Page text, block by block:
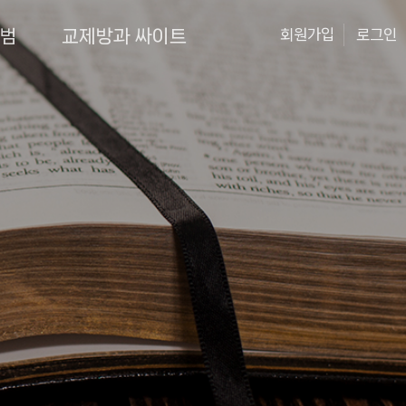
교제방과 싸이트 회원가입 로그인